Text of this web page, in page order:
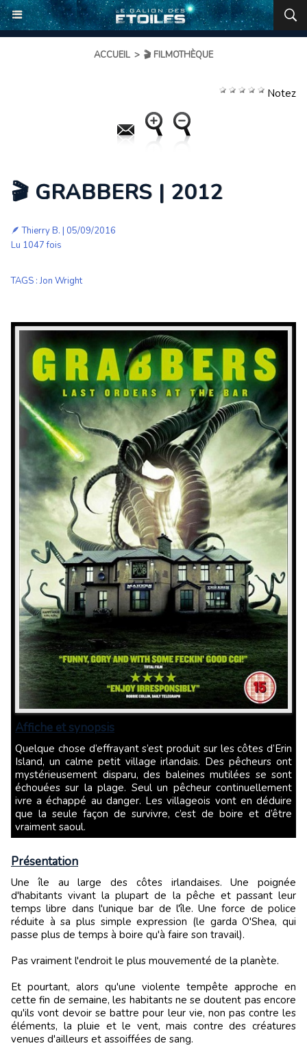
ACCUEIL > 🎬 FILMOTHÈQUE
Notez
🎬 GRABBERS | 2012
🪶Thierry B. | 05/09/2016
Lu 1047 fois
TAGS :Jon Wright
Affiche et synopsis
Quelque chose d’effrayant s’est produit sur les côtes d’Erin
Island, un calme petit village irlandais. Des pêcheurs ont
mystérieusement disparu, des baleines mutilées se sont
échouées sur la plage. Seul un pêcheur continuellement
ivre a échappé au danger. Les villageois vont en déduire
que la seule façon de survivre, c’est de boire et d’être
vraiment saoul.
Présentation
Une île au large des côtes irlandaises. Une poignée
d'habitants vivant la plupart de la pêche et passant leur
temps libre dans l'unique bar de l'île. Une force de police
réduite à sa plus simple expression (le garda O'Shea, qui
passe plus de temps à boire qu'à faire son travail).
Pas vraiment l'endroit le plus mouvementé de la planète.
Et pourtant, alors qu'une violente tempête approche en
cette fin de semaine, les habitants ne se doutent pas encore
qu'ils vont devoir se battre pour leur vie, non pas contre les
éléments, la pluie et le vent, mais contre des créatures
venues d'ailleurs et assoiffées de sang.